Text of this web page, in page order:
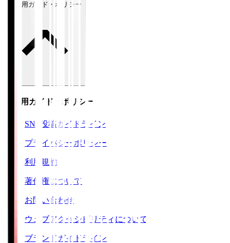
ご利用ガイド・ポリシー
ご利用ガイド・ポリシー
SNS投稿ガイドライン
プライバシーポリシー
利用規約
著作権について
お問い合わせ
ウェブアクセシビリティについて
ブランドガイドライン